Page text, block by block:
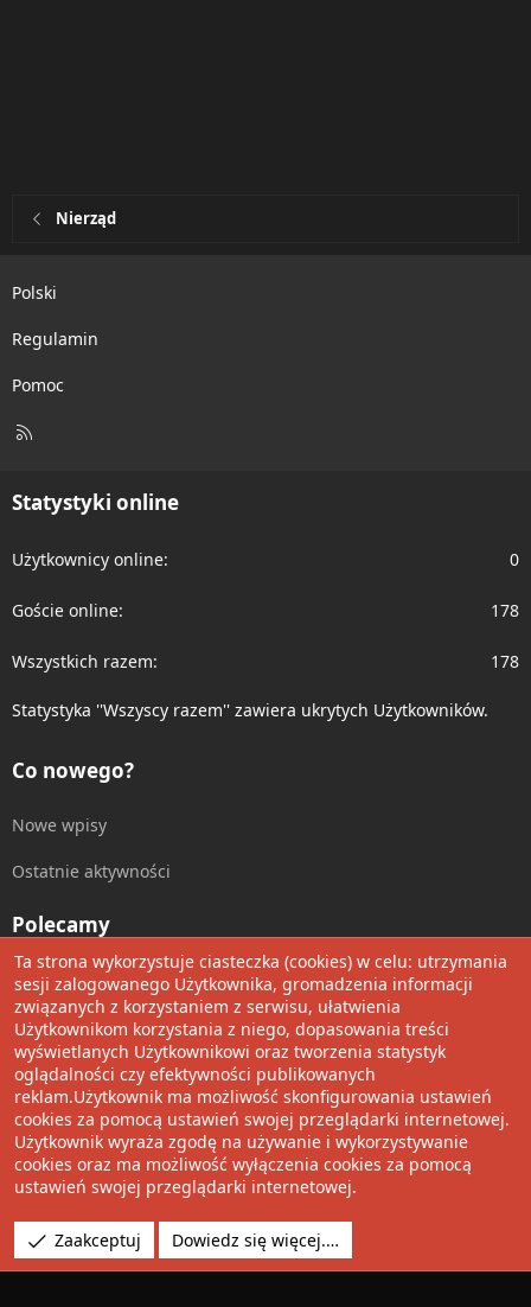
Nierząd
Polski
Regulamin
Pomoc
R
Statystyki online
Użytkownicy online 0
Goście online 178
Wszystkich razem 178
Statystyka ''Wszyscy razem'' zawiera ukrytych Użytkowników.
Co nowego?
Nowe wpisy
Ostatnie aktywności
Polecamy
Wolnościowe cytaty
Udostępnij
Facebook
TwitterRedditPinterest
TumblrWhatsApp
Umieść Link
Community platform by XenForo® © 2010-2022 XenForo Ltd.
Pixel Exit
Tłumaczenie wykonane przezXboxForum.pl
via s9e/MediaSites
Ta strona wykorzystuje ciasteczka (cookies) w celu: utrzymania
sesji zalogowanego Użytkownika, gromadzenia informacji
związanych z korzystaniem z serwisu, ułatwienia
Użytkownikom korzystania z niego, dopasowania treści
wyświetlanych Użytkownikowi oraz tworzenia statystyk
oglądalności czy efektywności publikowanych
reklam.Użytkownik ma możliwość skonfigurowania ustawień
cookies za pomocą ustawień swojej przeglądarki internetowej.
Użytkownik wyraża zgodę na używanie i wykorzystywanie
cookies oraz ma możliwość wyłączenia cookies za pomocą
ustawień swojej przeglądarki internetowej.
Zaakceptuj Dowiedz się więcej.…